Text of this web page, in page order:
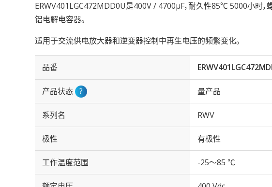
ERWV401LGC472MDD0U是400V / 4700µF，耐久性85℃ 5000小时
铝电解电容器。
适用于交流供电放大器和逆变器控制中再生电压的频繁变化。
品番
产品状态 ? 量产品
系列名 RWV
极性 有极性
工作温度范围 -25～85 ℃